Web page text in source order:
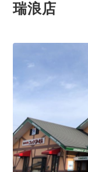
瑞浪店